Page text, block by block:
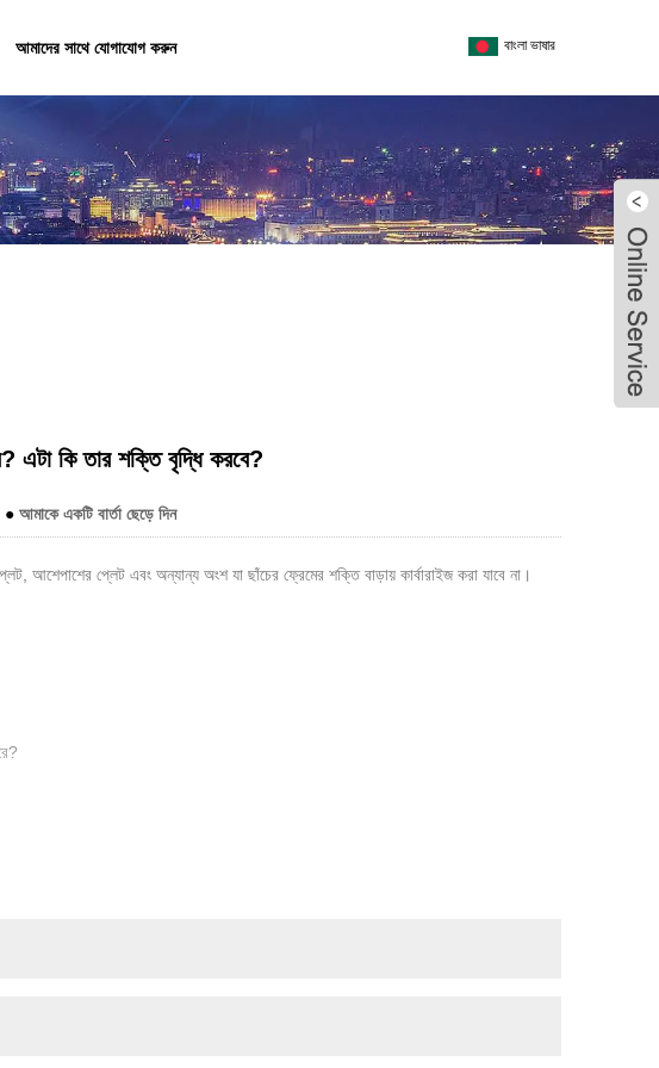
বাংলা ভাষার
আমাদের সাথে যোগাযোগ করুন
এটা কি তার শক্তি বৃদ্ধি করবে?
● আমাকে একটি বার্তা ছেড়ে দিন
আশেপাশের প্লেট এবং অন্যান্য অংশ যা ছাঁচের ফ্রেমের শক্তি বাড়ায় কার্বারাইজ করা যাবে না।